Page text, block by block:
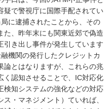
疑で警視庁に国際手配されてい
に逮捕されたことから、その
た、昨年末にも関東近郊で偽造
引き出し事件が発生しています
機関の発行したクレジットカ
論とはなりますが、これらの兆
く認知させることで、IC対応化
検知システムの強化などの対応
・マネジメント）ていれば、